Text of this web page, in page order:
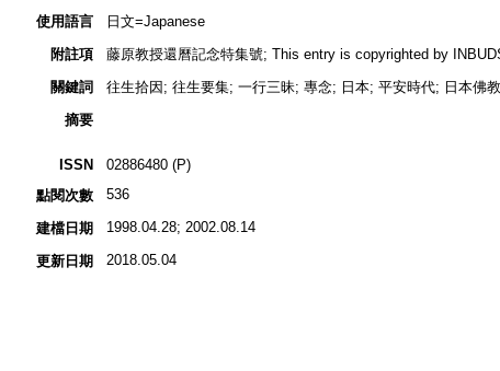
使用語言
日文=Japanese
附註項
藤原教授還曆記念特集號; This entry is copyrighted by
關鍵詞
往生拾因; 往生要集; 一行三昧; 專念; 日本; 平安時代; 日本佛
摘要
ISSN
02886480 (P)
點閱次數
536
建檔日期 1998.04.28; 2002.08.14
更新日期 2018.05.04